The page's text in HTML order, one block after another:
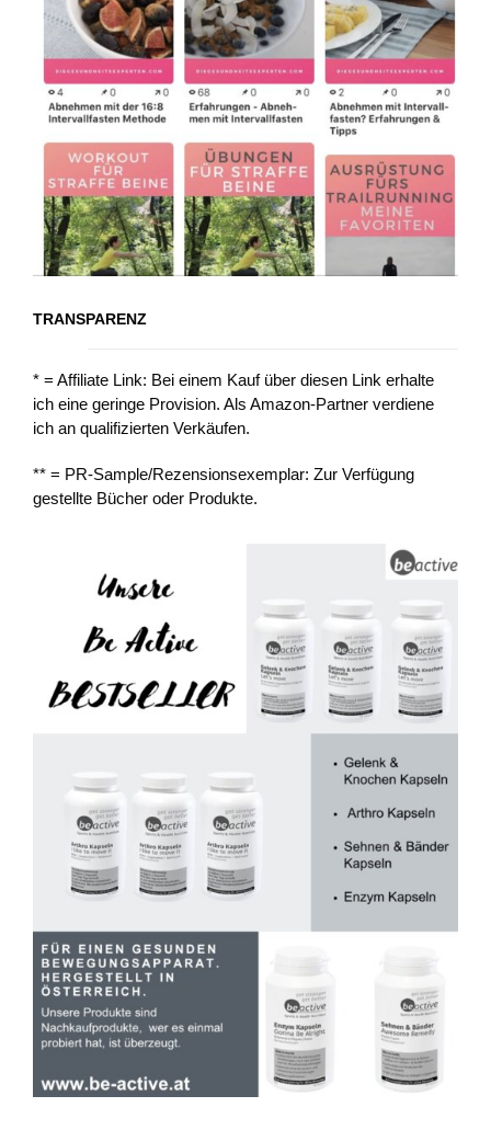
TRANSPARENZ
* = Affiliate Link: Bei einem Kauf über diesen Link erhalte
ich eine geringe Provision. Als Amazon-Partner verdiene
ich an qualifizierten Verkäufen.
** = PR-Sample/Rezensionsexemplar: Zur Verfügung
gestellte Bücher oder Produkte.